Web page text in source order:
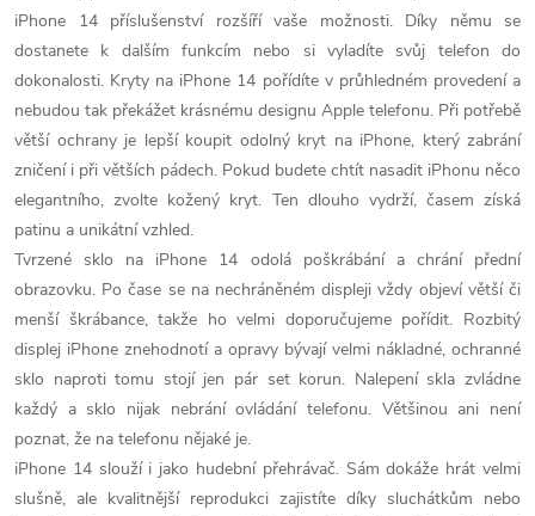
k
y
v
ý
p
i
s
u
iPhone 14 příslušenství rozšíří vaše možnosti. Díky němu se
dostanete k dalším funkcím nebo si vyladíte svůj telefon do
dokonalosti. Kryty na iPhone 14 pořídíte v průhledném provedení a
nebudou tak překážet krásnému designu Apple telefonu. Při potřebě
větší ochrany je lepší koupit odolný kryt na iPhone, který zabrání
zničení i při větších pádech. Pokud budete chtít nasadit iPhonu něco
elegantního, zvolte kožený kryt. Ten dlouho vydrží, časem získá
patinu a unikátní vzhled.
Tvrzené sklo na iPhone 14 odolá poškrábání a chrání přední
obrazovku. Po čase se na nechráněném displeji vždy objeví větší či
menší škrábance, takže ho velmi doporučujeme pořídit. Rozbitý
displej iPhone znehodnotí a opravy bývají velmi nákladné, ochranné
sklo naproti tomu stojí jen pár set korun. Nalepení skla zvládne
každý a sklo nijak nebrání ovládání telefonu. Většinou ani není
poznat, že na telefonu nějaké je.
iPhone 14 slouží i jako hudební přehrávač. Sám dokáže hrát velmi
slušně, ale kvalitnější reprodukci zajistíte díky sluchátkům nebo